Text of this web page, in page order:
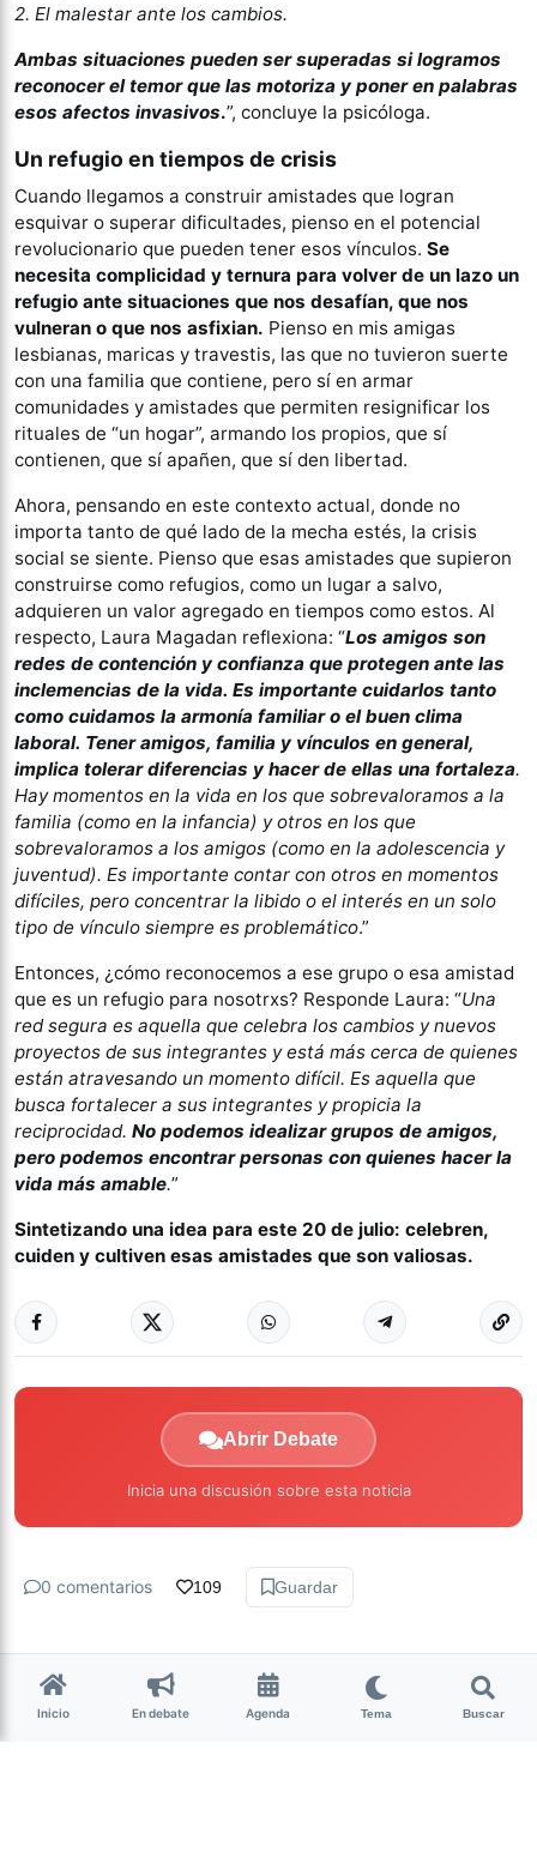
2. ⁠El malestar ante los cambios.
Ambas situaciones pueden ser superadas si logramos
reconocer el temor que las motoriza y poner en palabras
esos afectos invasivos.”, concluye la psicóloga.
Un refugio en tiempos de crisis
Cuando llegamos a construir amistades que logran
esquivar o superar dificultades, pienso en el potencial
revolucionario que pueden tener esos vínculos. Se
necesita complicidad y ternura para volver de un lazo un
refugio ante situaciones que nos desafían, que nos
vulneran o que nos asfixian. Pienso en mis amigas
lesbianas, maricas y travestis, las que no tuvieron suerte
con una familia que contiene, pero sí en armar
comunidades y amistades que permiten resignificar los
rituales de “un hogar”, armando los propios, que sí
contienen, que sí apañen, que sí den libertad.
Ahora, pensando en este contexto actual, donde no
importa tanto de qué lado de la mecha estés, la crisis
social se siente. Pienso que esas amistades que supieron
construirse como refugios, como un lugar a salvo,
adquieren un valor agregado en tiempos como estos. Al
respecto, Laura Magadan reflexiona: “Los amigos son
redes de contención y confianza que protegen ante las
inclemencias de la vida. Es importante cuidarlos tanto
como cuidamos la armonía familiar o el buen clima
laboral. Tener amigos, familia y vínculos en general,
implica tolerar diferencias y hacer de ellas una fortaleza.
Hay momentos en la vida en los que sobrevaloramos a la
familia (como en la infancia) y otros en los que
sobrevaloramos a los amigos (como en la adolescencia y
juventud). Es importante contar con otros en momentos
difíciles, pero concentrar la libido o el interés en un solo
tipo de vínculo siempre es problemático.”
Entonces, ¿cómo reconocemos a ese grupo o esa amistad
que es un refugio para nosotrxs? Responde Laura: “Una
red segura es aquella que celebra los cambios y nuevos
proyectos de sus integrantes y está más cerca de quienes
están atravesando un momento difícil. Es aquella que
busca fortalecer a sus integrantes y propicia la
reciprocidad. No podemos idealizar grupos de amigos,
pero podemos encontrar personas con quienes hacer la
vida más amable.”
Sintetizando una idea para este 20 de julio: celebren,
cuiden y cultiven esas amistades que son valiosas.
Abrir Debate
Inicia una discusión sobre esta noticia
0 comentarios 109 Guardar
Inicio En debate Agenda Tema Buscar